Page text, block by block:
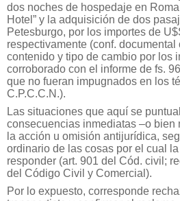
dos noches de hospedaje en
Hotel” y la adquisición de dos
Petesburgo, por los importes de
respectivamente (conf. documental
contenido y tipo de cambio por los
corroborado con el informe de fs.
que no fueran impugnados en los
C.P.C.C.N.).
Las situaciones que aquí se
consecuencias inmediatas –o bien
la acción u omisión antijurídica,
ordinario de las cosas por el cual
responder (art. 901 del Cód. civil;
del Código Civil y Comercial).
Por lo expuesto, corresponde